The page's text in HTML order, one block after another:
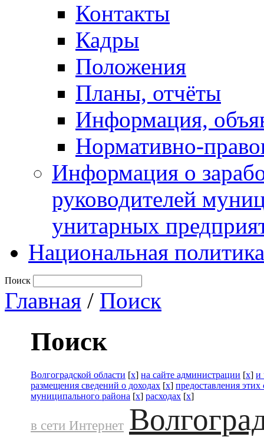
Контакты
Кадры
Положения
Планы, отчёты
Информация,
Нормативно-
Информация о
руководителей
унитарных
Национальная политика
Поиск
Главная / Поиск
Поиск
Волгоградской области [x] на сайте администрации [x] и
размещения сведений о доходах [x] предоставления
муниципального района [x] расходах [x]
в сети Интернет